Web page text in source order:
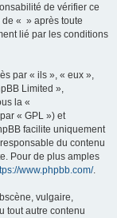
de vérifier ce
« » après toute
lié par les conditions
par « ils », « eux »,
Limited »,
la «
« GPL ») et
facilite uniquement
du contenu
Pour de plus amples
www.phpbb.com/.
vulgaire,
tout autre contenu